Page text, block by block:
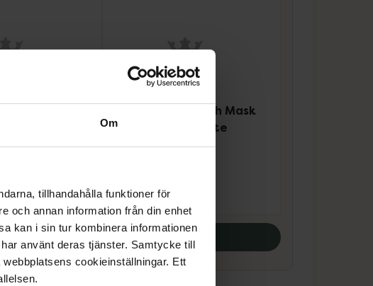
Om
tillhandahålla funktioner för
och annan information från din enhet
kan i sin tur kombinera informationen
använt deras tjänster. Samtycke till
cookieinställningar. Ett
g
kr
5 av 5 i omdöme
It'S Skin The Fresh Mask
Sheet Pomegrante
Sheet mask 20 g
17,90 kr
:
Köp båda